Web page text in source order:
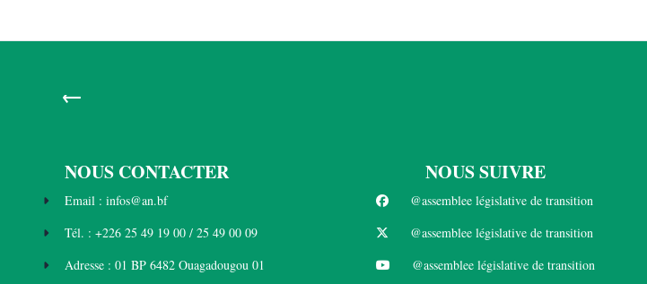
←
NOUS CONTACTER
Email : infos@an.bf
Tél. : +226 25 49 19 00 / 25 49 00 09
Adresse : 01 BP 6482 Ouagadougou 01
NOUS SUIVRE
@assemblee législative de transition
@assemblee législative de transition
@assemblee législative de transition